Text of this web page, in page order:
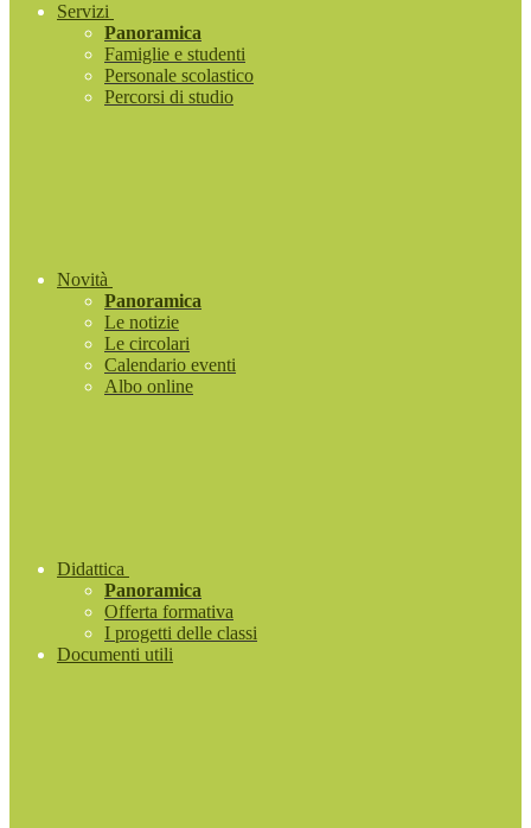
Servizi
Panoramica
Famiglie e studenti
Personale scolastico
Percorsi di studio
Novità
Panoramica
Le notizie
Le circolari
Calendario eventi
Albo online
Didattica
Panoramica
Offerta formativa
I progetti delle classi
Documenti utili